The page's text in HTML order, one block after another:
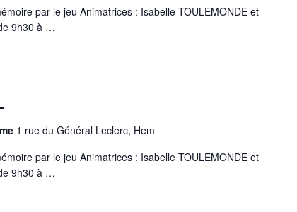
par le jeu Animatrices : Isabelle TOULEMONDE et
9h30 à …
1 rue du Général Leclerc, Hem
par le jeu Animatrices : Isabelle TOULEMONDE et
9h30 à …